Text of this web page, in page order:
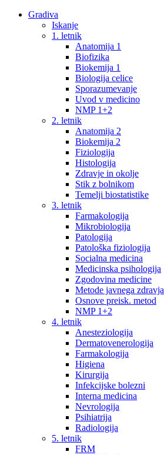
Gradiva
Iskanje
1. letnik
Anatomija 1
Biofizika
Biokemija 1
Biologija celice
Sporazumevanje
Uvod v medicino
NMP 1+2
2. letnik
Anatomija 2
Biokemija 2
Fiziologija
Histologija
Zdravje in okolje
Stik z bolnikom
Temelji biostatistike
3. letnik
Farmakologija
Mikrobiologija
Patologija
Patološka fiziologija
Socialna medicina
Medicinska psihologija
Zgodovina medicine
Metode javnega zdravja
Osnove preisk. metod
NMP 1+2
4. letnik
Anesteziologija
Dermatovenerologija
Farmakologija
Higiena
Kirurgija
Infekcijske bolezni
Interna medicina
Nevrologija
Psihiatrija
Radiologija
5. letnik
FRM